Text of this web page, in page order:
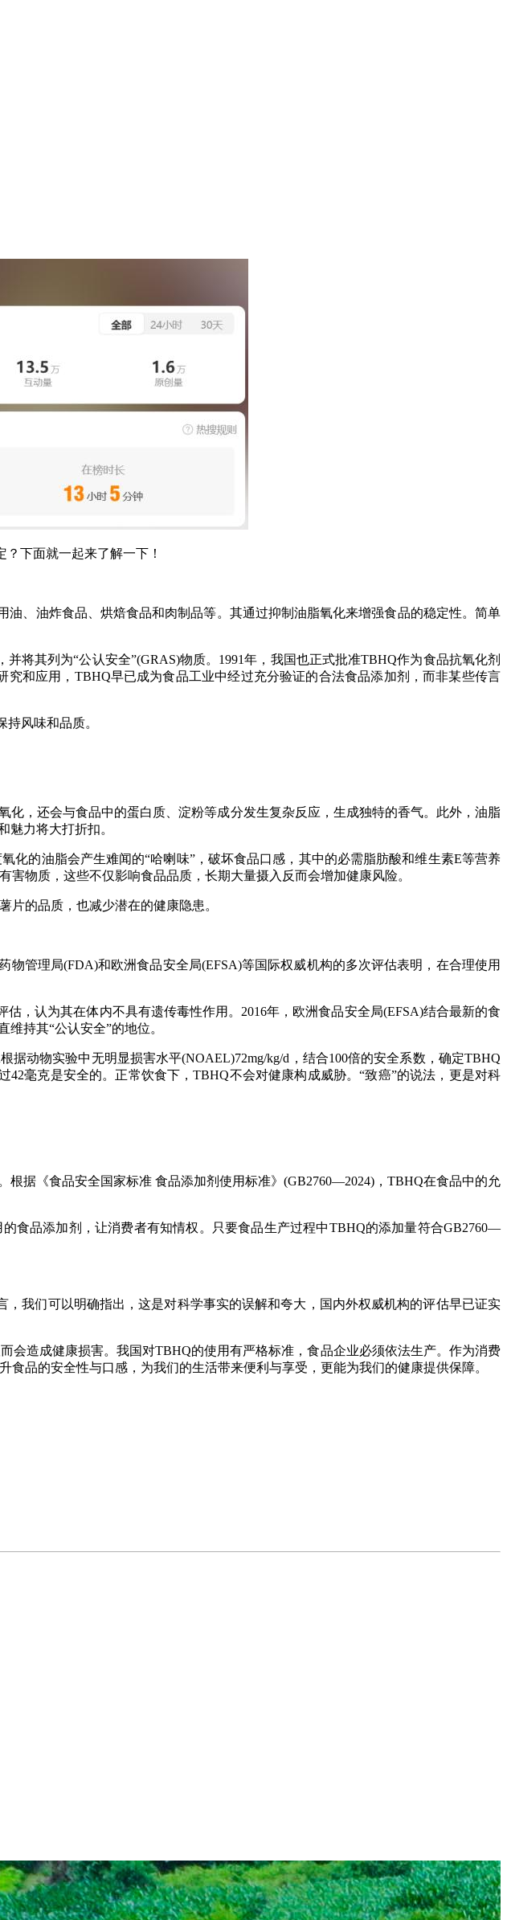
下面就一起来了解一下！
、油炸食品、烘焙食品和肉制品等。其通过抑制油脂氧化来增强食品的稳定性。简单
其列为“公认安全”(GRAS)物质。1991年，我国也正式批准TBHQ作为食品抗氧化剂
和应用，TBHQ早已成为食品工业中经过充分验证的合法食品添加剂，而非某些传言
风味和品质。
，还会与食品中的蛋白质、淀粉等成分发生复杂反应，生成独特的香气。此外，油脂
魅力将大打折扣。
的油脂会产生难闻的“哈喇味”，破坏食品口感，其中的必需脂肪酸和维生素E等营养
物质，这些不仅影响食品品质，长期大量摄入反而会增加健康风险。
的品质，也减少潜在的健康隐患。
管理局(FDA)和欧洲食品安全局(EFSA)等国际权威机构的多次评估表明，在合理使用
认为其在体内不具有遗传毒性作用。2016年，欧洲食品安全局(EFSA)结合最新的食
持其“公认安全”的地位。
动物实验中无明显损害水平(NOAEL)72mg/kg/d，结合100倍的安全系数，确定TBHQ
毫克是安全的。正常饮食下，TBHQ不会对健康构成威胁。“致癌”的说法，更是对科
《食品安全国家标准 食品添加剂使用标准》(GB2760—2024)，TBHQ在食品中的允
品添加剂，让消费者有知情权。只要食品生产过程中TBHQ的添加量符合GB2760—
我们可以明确指出，这是对科学事实的误解和夸大，国内外权威机构的评估早已证实
造成健康损害。我国对TBHQ的使用有严格标准，食品企业必须依法生产。作为消费
品的安全性与口感，为我们的生活带来便利与享受，更能为我们的健康提供保障。